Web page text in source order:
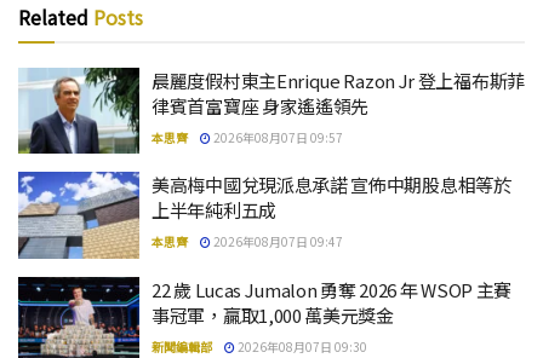
Related Posts
晨麗度假村東主Enrique Razon Jr 登上福布斯菲
律賓首富寶座 身家遙遙領先
本思齊 2026年08月07日 09:57
美高梅中國兌現派息承諾 宣佈中期股息相等於
上半年純利五成
本思齊 2026年08月07日 09:47
22 歲 Lucas Jumalon 勇奪 2026 年 WSOP 主賽
事冠軍，贏取1,000 萬美元獎金
新聞編輯部 2026年08月07日 09:30